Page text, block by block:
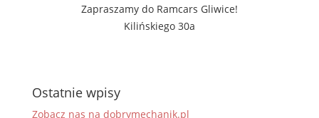
Zapraszamy do Ramcars Gliwice!
Kilińskiego 30a
Ostatnie wpisy
Zobacz nas na dobrymechanik.pl